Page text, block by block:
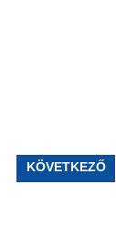
KÖVETKEZŐ